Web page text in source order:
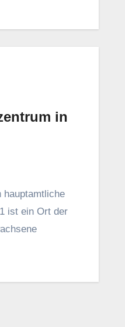
in
hauptamtliche
ist ein Ort der